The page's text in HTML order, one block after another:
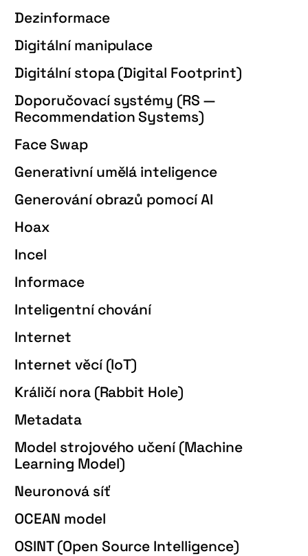
Dezinformace
Digitální manipulace
Digitální stopa (Digital Footprint)
Doporučovací systémy (RS —
Recommendation Systems)
Face Swap
Generativní umělá inteligence
Generování obrazů pomocí AI
Hoax
Incel
Informace
Inteligentní chování
Internet
Internet věcí (IoT)
Králičí nora (Rabbit Hole)
Metadata
Model strojového učení (Machine
Learning Model)
Neuronová síť
OCEAN model
OSINT (Open Source Intelligence)